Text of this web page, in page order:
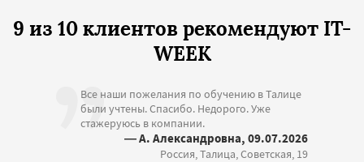
9 из 10 клиентов рекомендуют IT-
WEEK
Все наши пожелания по обучению в Талице
были учтены. Спасибо. Недорого. Уже
стажеруюсь в компании.
— А. Александровна, 09.07.2026
Россия, Талица, Советская, 19